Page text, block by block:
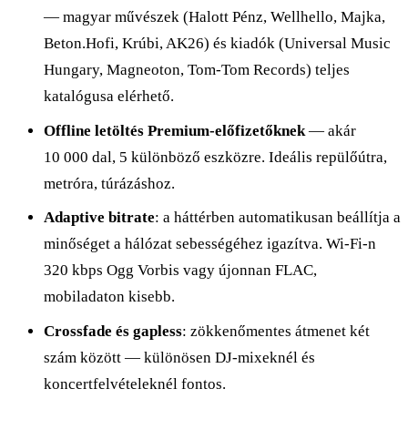
— magyar művészek (Halott Pénz, Wellhello, Majka,
Beton.Hofi, Krúbi, AK26) és kiadók (Universal Music
Hungary, Magneoton, Tom-Tom Records) teljes
katalógusa elérhető.
Offline letöltés Premium-előfizetőknek — akár
10 000 dal, 5 különböző eszközre. Ideális repülőútra,
metróra, túrázáshoz.
Adaptive bitrate: a háttérben automatikusan beállítja a
minőséget a hálózat sebességéhez igazítva. Wi-Fi-n
320 kbps Ogg Vorbis vagy újonnan FLAC,
mobiladaton kisebb.
Crossfade és gapless: zökkenőmentes átmenet két
szám között — különösen DJ-mixeknél és
koncertfelvételeknél fontos.